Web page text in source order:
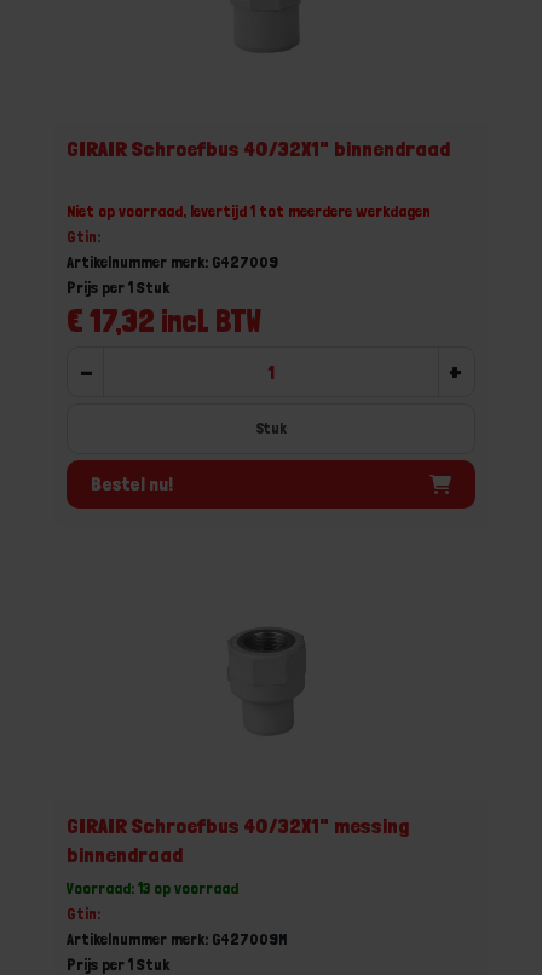
GIRAIR Schroefbus 40/32X1" binnendraad
Niet op voorraad, levertijd 1 tot meerdere werkdagen
Gtin:
Artikelnummer merk: G427009
€ 17,32 incl. BTW
Prijs per 1 Stuk
- +
Stuk
Bestel nu!
GIRAIR Schroefbus 40/32X1" messing
binnendraad
Voorraad: 13 op voorraad
Gtin:
Artikelnummer merk: G427009M
Prijs per 1 Stuk